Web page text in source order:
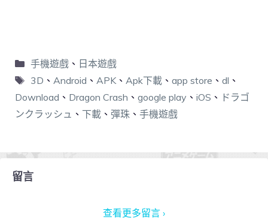
手機遊戲、 日本遊戲
3D 、 Android 、 APK、 Apk下載、 app store 、 dl 、
Download 、 Dragon Crash 、 google play 、 iOS 、 ドラゴ
ンクラッシュ 、 下載 、 彈珠 、 手機遊戲
留言
查看更多留言 ›